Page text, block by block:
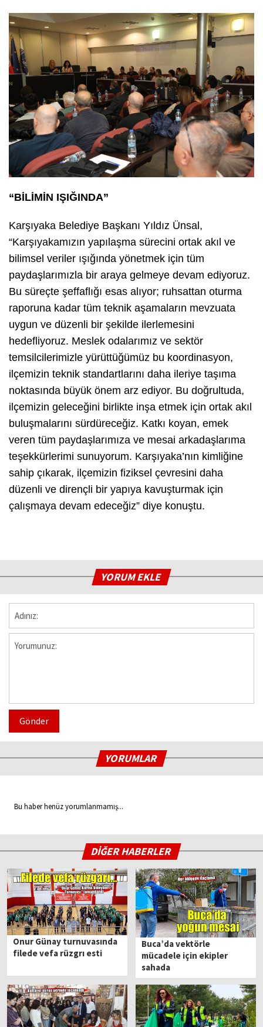
“BİLİMİN IŞIĞINDA”
Karşıyaka Belediye Başkanı Yıldız Ünsal,
“Karşıyakamızın yapılaşma sürecini ortak akıl ve
bilimsel veriler ışığında yönetmek için tüm
paydaşlarımızla bir araya gelmeye devam ediyoruz.
Bu süreçte şeffaflığı esas alıyor; ruhsattan oturma
raporuna kadar tüm teknik aşamaların mevzuata
uygun ve düzenli bir şekilde ilerlemesini
hedefliyoruz. Meslek odalarımız ve sektör
temsilcilerimizle yürüttüğümüz bu koordinasyon,
ilçemizin teknik standartlarını daha ileriye taşıma
noktasında büyük önem arz ediyor. Bu doğrultuda,
ilçemizin geleceğini birlikte inşa etmek için ortak akıl
buluşmalarını sürdüreceğiz. Katkı koyan, emek
veren tüm paydaşlarımıza ve mesai arkadaşlarıma
teşekkürlerimi sunuyorum. Karşıyaka’nın kimliğine
sahip çıkarak, ilçemizin fiziksel çevresini daha
düzenli ve dirençli bir yapıya kavuşturmak için
çalışmaya devam edeceğiz” diye konuştu.
YORUM EKLE
Gönder
YORUMLAR
Bu haber henüz yorumlanmamış...
DİĞER HABERLER
Onur Günay turnuvasında
filede vefa rüzgrı esti
Buca’da vektörle
mücadele için ekipler
sahada